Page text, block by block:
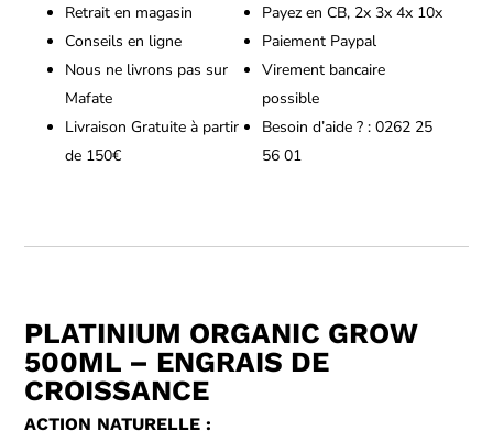
Retrait en magasin
Conseils en ligne
Nous ne livrons pas sur
Mafate
Livraison Gratuite à partir
de 150€
Payez en CB, 2x 3x 4x 10x
Paiement Paypal
Virement bancaire
possible
Besoin d’aide ? : 0262 25
56 01
PLATINIUM ORGANIC GROW
500ML – ENGRAIS DE
CROISSANCE
ACTION NATURELLE :